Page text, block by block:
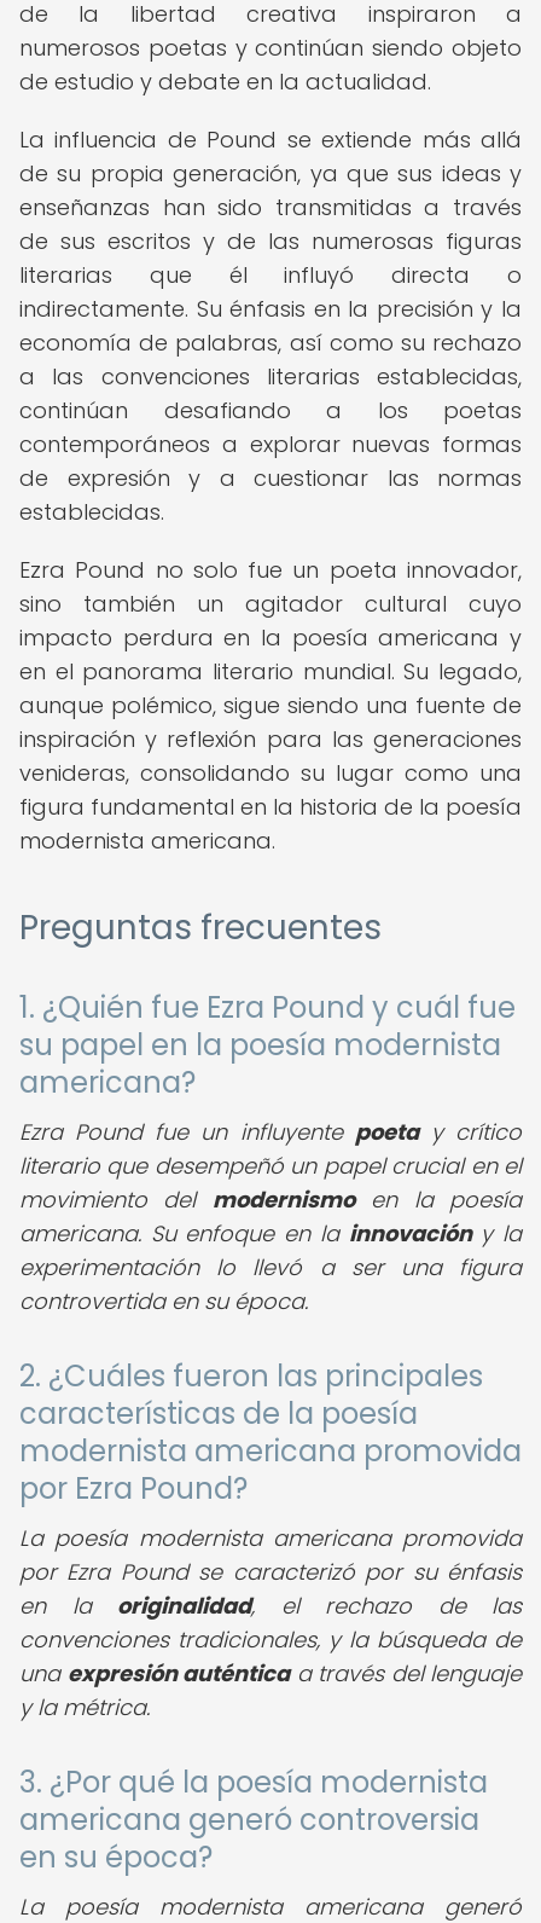
de la libertad creativa inspiraron a
numerosos poetas y continúan siendo objeto
de estudio y debate en la actualidad.
La influencia de Pound se extiende más allá
de su propia generación, ya que sus ideas y
enseñanzas han sido transmitidas a través
de sus escritos y de las numerosas figuras
literarias que él influyó directa o
indirectamente. Su énfasis en la precisión y la
economía de palabras, así como su rechazo
a las convenciones literarias establecidas,
continúan desafiando a los poetas
contemporáneos a explorar nuevas formas
de expresión y a cuestionar las normas
establecidas.
Ezra Pound no solo fue un poeta innovador,
sino también un agitador cultural cuyo
impacto perdura en la poesía americana y
en el panorama literario mundial. Su legado,
aunque polémico, sigue siendo una fuente de
inspiración y reflexión para las generaciones
venideras, consolidando su lugar como una
figura fundamental en la historia de la poesía
modernista americana.
Preguntas frecuentes
1. ¿Quién fue Ezra Pound y cuál fue
su papel en la poesía modernista
americana?
Ezra Pound fue un influyente poetay crítico
literario que desempeñó un papel crucial en el
movimiento del modernismoen la poesía
americana. Su enfoque en la innovacióny la
experimentación lo llevó a ser una figura
controvertida en su época.
2. ¿Cuáles fueron las principales
características de la poesía
modernista americana promovida
por Ezra Pound?
La poesía modernista americana promovida
por Ezra Pound se caracterizó por su énfasis
en la originalidad, el rechazo de las
convenciones tradicionales, y la búsqueda de
una expresión auténticaa través del lenguaje
y la métrica.
3. ¿Por qué la poesía modernista
americana generó controversia
en su época?
La poesía modernista americana generó